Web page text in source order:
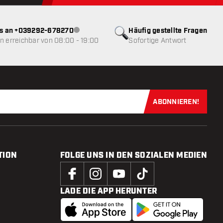
Häufig gestellte Fragen
Sofortige Antwort
an +039292-678270Kundenservice nicht verfügbar
erreichbar von 08:00 - 19:00
Jetzt für
ABONNIEREN!
FOLGE UNS IN DEN SOZIALEN MEDIEN
LADE DIE APP HERUNTER